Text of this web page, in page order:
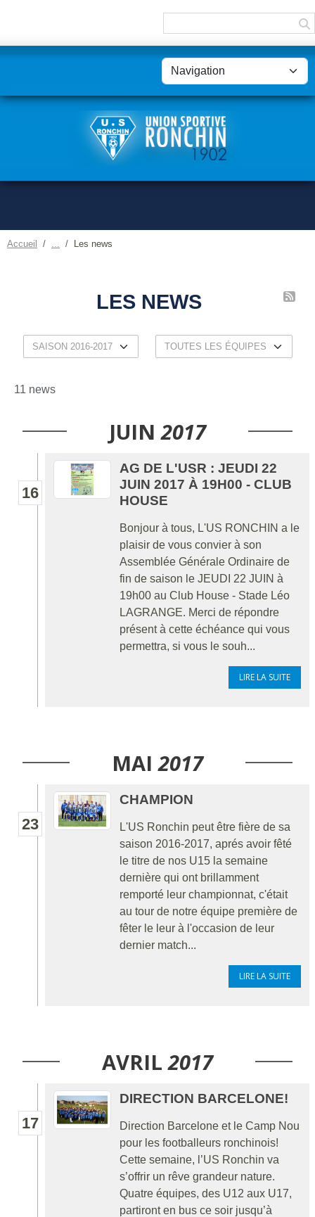
Accueil Les news
LES NEWS
11 news
JUIN 2017
16
AG DE L'USR : JEUDI 22
JUIN 2017 À 19H00 - CLUB
HOUSE
Bonjour à tous, L'US RONCHIN a le
plaisir de vous convier à son
Assemblée Générale Ordinaire de
fin de saison le JEUDI 22 JUIN à
19h00 au Club House - Stade Léo
LAGRANGE. Merci de répondre
présent à cette échéance qui vous
permettra, si vous le souh...
LIRE LA SUITE
MAI 2017
23
CHAMPION
L'US Ronchin peut être fière de sa
saison 2016-2017, aprés avoir fêté
le titre de nos U15 la semaine
dernière qui ont brillamment
remporté leur championnat, c'était
au tour de notre équipe première de
fêter le leur à l'occasion de leur
dernier match...
LIRE LA SUITE
AVRIL 2017
17
DIRECTION BARCELONE!
Direction Barcelone et le Camp Nou
pour les footballeurs ronchinois!
Cette semaine, l’US Ronchin va
s’offrir un rêve grandeur nature.
Quatre équipes, des U12 aux U17,
partiront en bus ce soir jusqu’à